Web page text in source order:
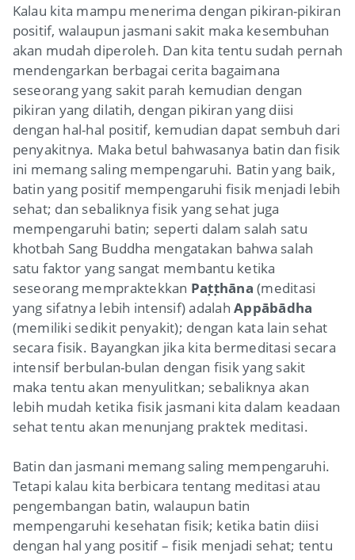
Kalau kita mampu menerima dengan pikiran-pikiran
positif, walaupun jasmani sakit maka kesembuhan
akan mudah diperoleh. Dan kita tentu sudah pernah
mendengarkan berbagai cerita bagaimana
seseorang yang sakit parah kemudian dengan
pikiran yang dilatih, dengan pikiran yang diisi
dengan hal-hal positif, kemudian dapat sembuh dari
penyakitnya. Maka betul bahwasanya batin dan fisik
ini memang saling mempengaruhi. Batin yang baik,
batin yang positif mempengaruhi fisik menjadi lebih
sehat; dan sebaliknya fisik yang sehat juga
mempengaruhi batin; seperti dalam salah satu
khotbah Sang Buddha mengatakan bahwa salah
satu faktor yang sangat membantu ketika
seseorang mempraktekkan Paṭṭhāna (meditasi
yang sifatnya lebih intensif) adalahAppābādha
(memiliki sedikit penyakit); dengan kata lain sehat
secara fisik. Bayangkan jika kita bermeditasi secara
intensif berbulan-bulan dengan fisik yang sakit
maka tentu akan menyulitkan; sebaliknya akan
lebih mudah ketika fisik jasmani kita dalam keadaan
sehat tentu akan menunjang praktek meditasi.
Batin dan jasmani memang saling mempengaruhi.
Tetapi kalau kita berbicara tentang meditasi atau
pengembangan batin, walaupun batin
mempengaruhi kesehatan fisik; ketika batin diisi
dengan hal yang positif – fisik menjadi sehat; tentu